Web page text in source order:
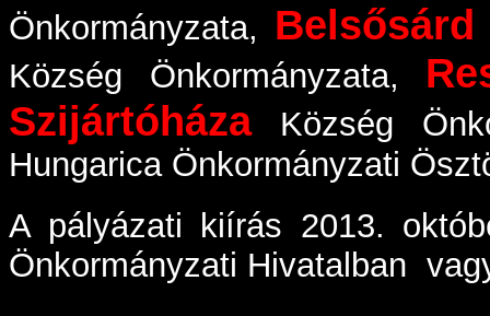
Önkormányzata, Belsősárd
Község Önkormányzata,
SzijártóházaKözség
Hungarica Önkormányzati
A pályázati kiírás 2013.
Önkormányzati Hivatalban